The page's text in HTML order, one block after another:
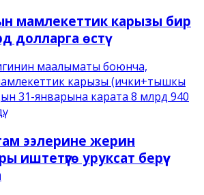
мамлекеттик карызы бир
долларга өстү
маалыматы боюнча,
карызы (ички+тышкы
31-январына карата 8 млрд 940
ээлерине жерин
иштетүүгө уруксат берүү